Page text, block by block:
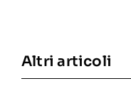
Altri articoli